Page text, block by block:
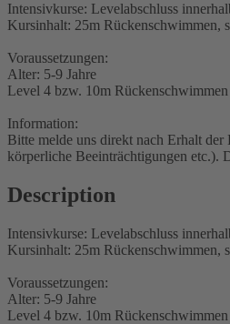
Intensivkurse: Levelabschluss
Kursinhalt: 25m Rückenschwimmen,
Voraussetzungen:
Alter: 5-9 Jahre
Level 4 bzw. 10m
Information:
Bitte melde uns direkt nach Erhalt
körperliche Beeinträchtigungen etc.).
Description
Intensivkurse: Levelabschluss
Kursinhalt: 25m Rückenschwimmen,
Voraussetzungen:
Alter: 5-9 Jahre
Level 4 bzw. 10m